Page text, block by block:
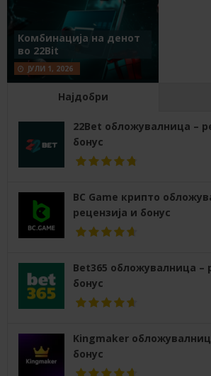
Комбинација на денот
во 22Bit
ЈУЛИ 1, 2026
Најдобри
22Bet обложувалница –
бонус
BC Game крипто
рецензија и бонус
Bet365 обложувалница –
бонус
Kingmaker
бонус